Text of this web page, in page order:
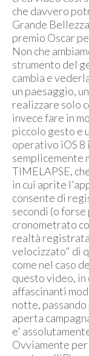
che davvero
Grande
premio Oscar
Non che
strumento del
cambia e
un paesaggio,
realizzare solo
invece fare in
piccolo gesto e
operativo iOS 8
semplicemente
TIMELAPSE,
in cui aprite
consente di
secondi (o forse
cronometrato
realtà
velocizzato" di
come nel caso
questo video,
affascinanti
notte,
aperta
e'
Ovviamente